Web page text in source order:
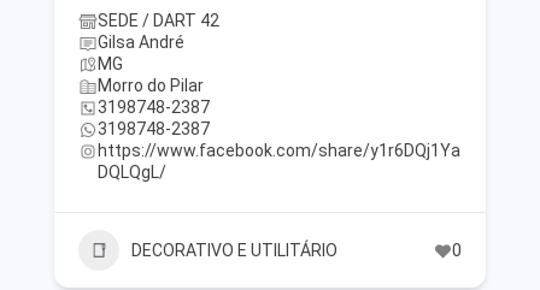
SEDE / DART 42
Gilsa André
MG
Morro do Pilar
3198748-2387
3198748-2387
https://www.facebook.com/share/y1r6DQj1Ya
DQLQgL/
DECORATIVO E UTILITÁRIO 0